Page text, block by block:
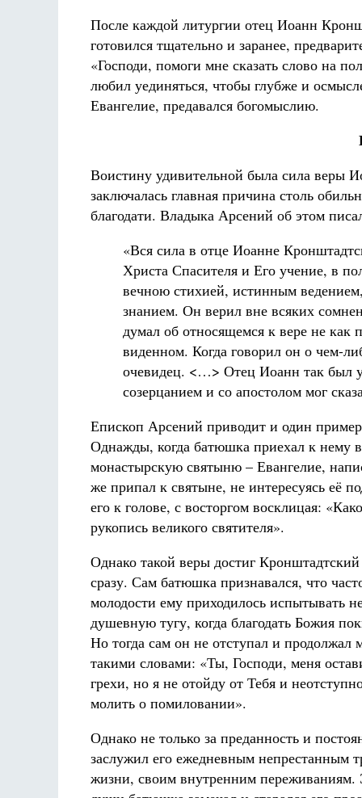
После каждой литургии отец Иоанн
готовился тщательно и заранее,
«Господи, помоги мне сказать слово на
любил уединяться, чтобы глубже и
Евангелие, предавался богомыслию.
Воистину удивительной была сила веры
заключалась главная причина столь
благодати. Владыка Арсений об этом
«Вся сила в отце Иоанне
Христа Спасителя и Его учение, в
вечною стихией, истинным
знанием. Он верил вне всяких
думал об относящемся к вере не
виденном. Когда говорил он о чем-
очевидец. <…> Отец Иоанн так был
созерцанием и со апостолом мог
Епископ Арсений приводит и один
Однажды, когда батюшка приехал к нему
монастырскую святыню – Евангелие,
же припал к святыне, не интересуясь её
его к голове, с восторгом восклицая:
рукопись великого святителя».
Однако такой веры достиг
сразу. Сам батюшка признавался, что
молодости ему приходилось испытывать
душевную тугу, когда благодать Божия
Но тогда сам он не отступал и продолжал
такими словами: «Ты, Господи, меня
грехи, но я не отойду от Тебя и
молить о помиловании».
Однако не только за преданность и
заслужил его ежедневным непрестанным
жизни, своим внутренним переживаниям.